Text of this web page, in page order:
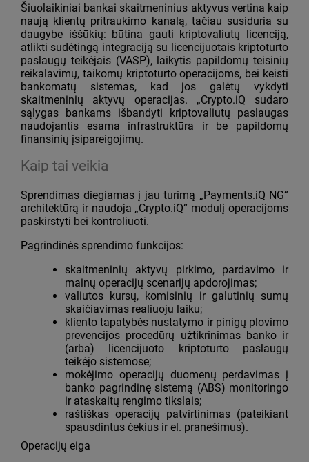
Šiuolaikiniai bankai skaitmeninius aktyvus vertina kaip
naują klientų pritraukimo kanalą, tačiau susiduria su
daugybe iššūkių: būtina gauti kriptovaliutų licenciją,
atlikti sudėtingą integraciją su licencijuotais kriptoturto
paslaugų teikėjais (VASP), laikytis papildomų teisinių
reikalavimų, taikomų kriptoturto operacijoms, bei keisti
bankomatų sistemas, kad jos galėtų vykdyti
skaitmeninių aktyvų operacijas. „Crypto.iQ sudaro
sąlygas bankams išbandyti kriptovaliutų paslaugas
naudojantis esama infrastruktūra ir be papildomų
finansinių įsipareigojimų.
Kaip tai veikia
Sprendimas diegiamas į jau turimą „Payments.iQ NG“
architektūrą ir naudoja „Crypto.iQ“ modulį operacijoms
paskirstyti bei kontroliuoti.
Pagrindinės sprendimo funkcijos:
skaitmeninių aktyvų pirkimo, pardavimo ir
mainų operacijų scenarijų apdorojimas;
valiutos kursų, komisinių ir galutinių sumų
skaičiavimas realiuoju laiku;
kliento tapatybės nustatymo ir pinigų plovimo
prevencijos procedūrų užtikrinimas banko ir
(arba) licencijuoto kriptoturto paslaugų
teikėjo sistemose;
mokėjimo operacijų duomenų perdavimas į
banko pagrindinę sistemą (ABS) monitoringo
ir ataskaitų rengimo tikslais;
raštiškas operacijų patvirtinimas (pateikiant
spausdintus čekius ir el. pranešimus).
Operacijų eiga